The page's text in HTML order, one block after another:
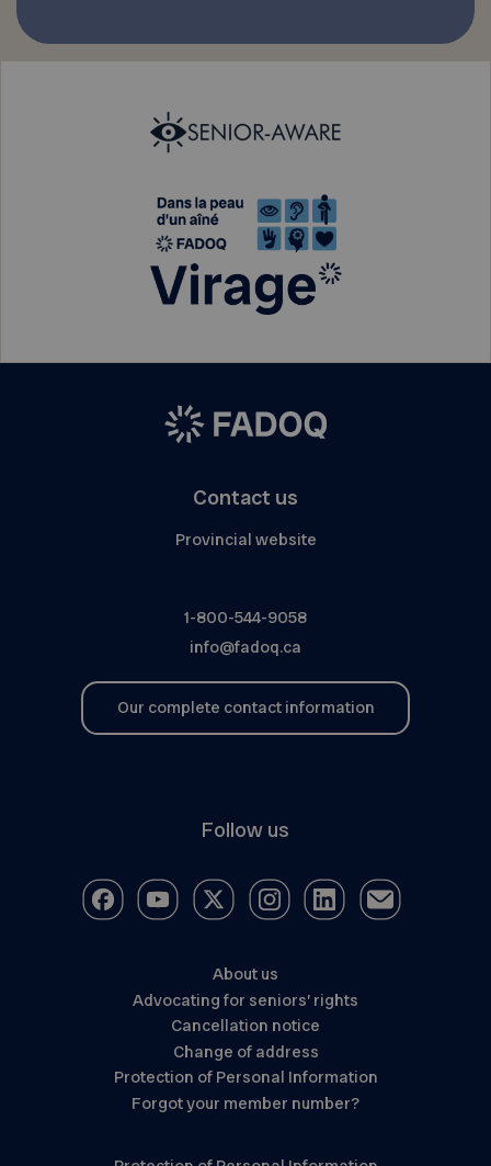
Contact us
Provincial website
1-800-544-9058
info@fadoq.ca
Our complete contact information
Follow us
About us
Advocating for seniors’ rights
Cancellation notice
Change of address
Protection of Personal Information
Forgot your member number?